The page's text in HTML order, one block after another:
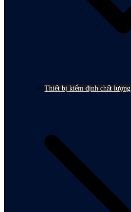
Thiết bị kiểm định chất lượng